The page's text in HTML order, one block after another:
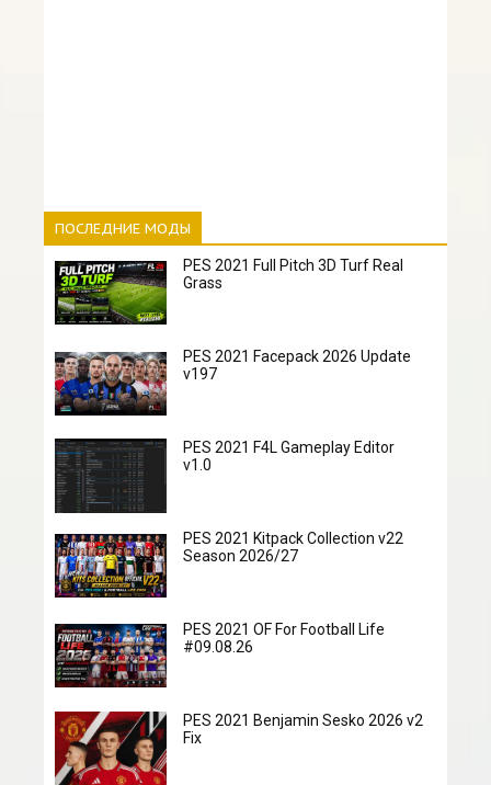
ПОСЛЕДНИЕ МОДЫ
PES 2021 Full Pitch 3D Turf Real
Grass
PES 2021 Facepack 2026 Update
v197
PES 2021 F4L Gameplay Editor
v1.0
PES 2021 Kitpack Collection v22
Season 2026/27
PES 2021 OF For Football Life
#09.08.26
PES 2021 Benjamin Sesko 2026 v2
Fix